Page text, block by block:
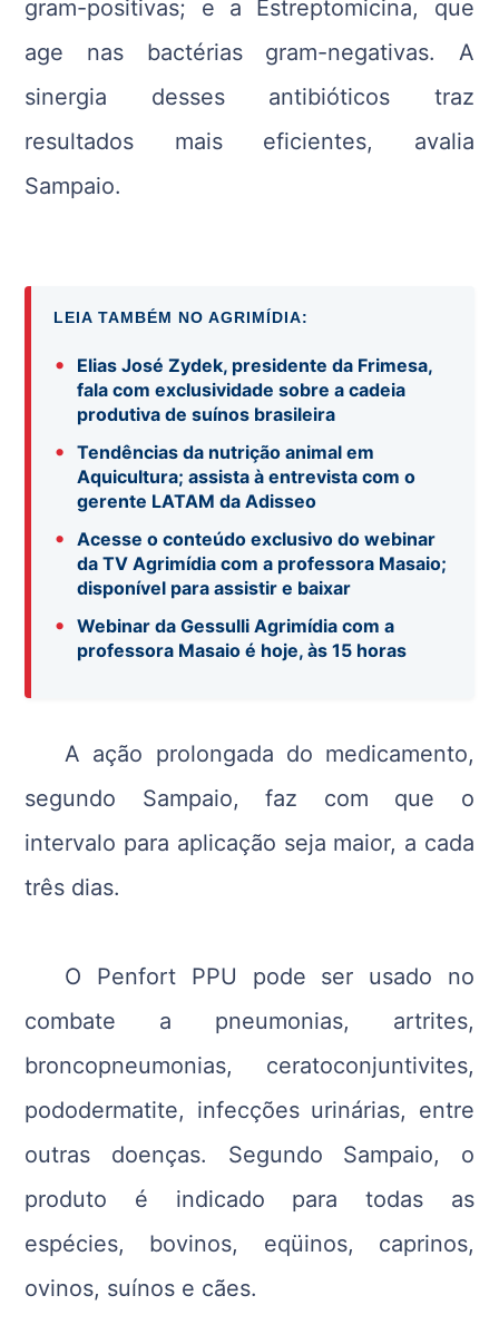
gram-positivas; e a Estreptomicina, que
age nas bactérias gram-negativas. A
sinergia desses antibióticos traz
resultados mais eficientes, avalia
Sampaio.
LEIA TAMBÉM NO AGRIMÍDIA:
•
Elias José Zydek, presidente da Frimesa,
fala com exclusividade sobre a cadeia
produtiva de suínos brasileira
•
Tendências da nutrição animal em
Aquicultura; assista à entrevista com o
gerente LATAM da Adisseo
•
Acesse o conteúdo exclusivo do webinar
da TV Agrimídia com a professora Masaio;
disponível para assistir e baixar
•
Webinar da Gessulli Agrimídia com a
professora Masaio é hoje, às 15 horas
A ação prolongada do medicamento,
segundo Sampaio, faz com que o
intervalo para aplicação seja maior, a cada
três dias.
O Penfort PPU pode ser usado no
combate a pneumonias, artrites,
broncopneumonias, ceratoconjuntivites,
pododermatite, infecções urinárias, entre
outras doenças. Segundo Sampaio, o
produto é indicado para todas as
espécies, bovinos, eqüinos, caprinos,
ovinos, suínos e cães.